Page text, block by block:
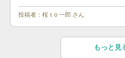
投稿者： 桜ｔo 一郎 さん
もっと見